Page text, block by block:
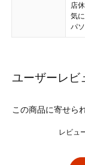
店
気
パ
ユーザーレビ
この商品に寄せら
レビュ